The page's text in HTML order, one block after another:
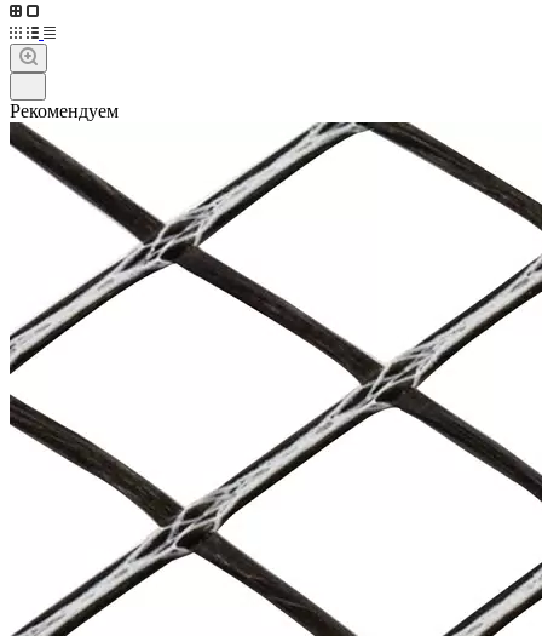
Рекомендуем